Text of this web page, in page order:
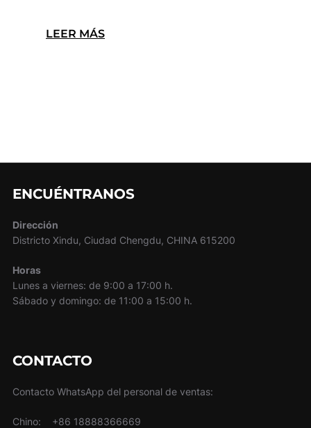
LEER MÁS:
ENCUÉNTRANOS
Dirección
Districto Xindu, Ciudad Chengdu, CHINA 615200
Horas
Lunes a viernes: de 9:00 a 17:00 h.
Sábado y domingo: de 11:00 a 15:00 h.
CONTACTO
Contacto WhatsApp del personal de ventas:
Chino: +86 18888366669